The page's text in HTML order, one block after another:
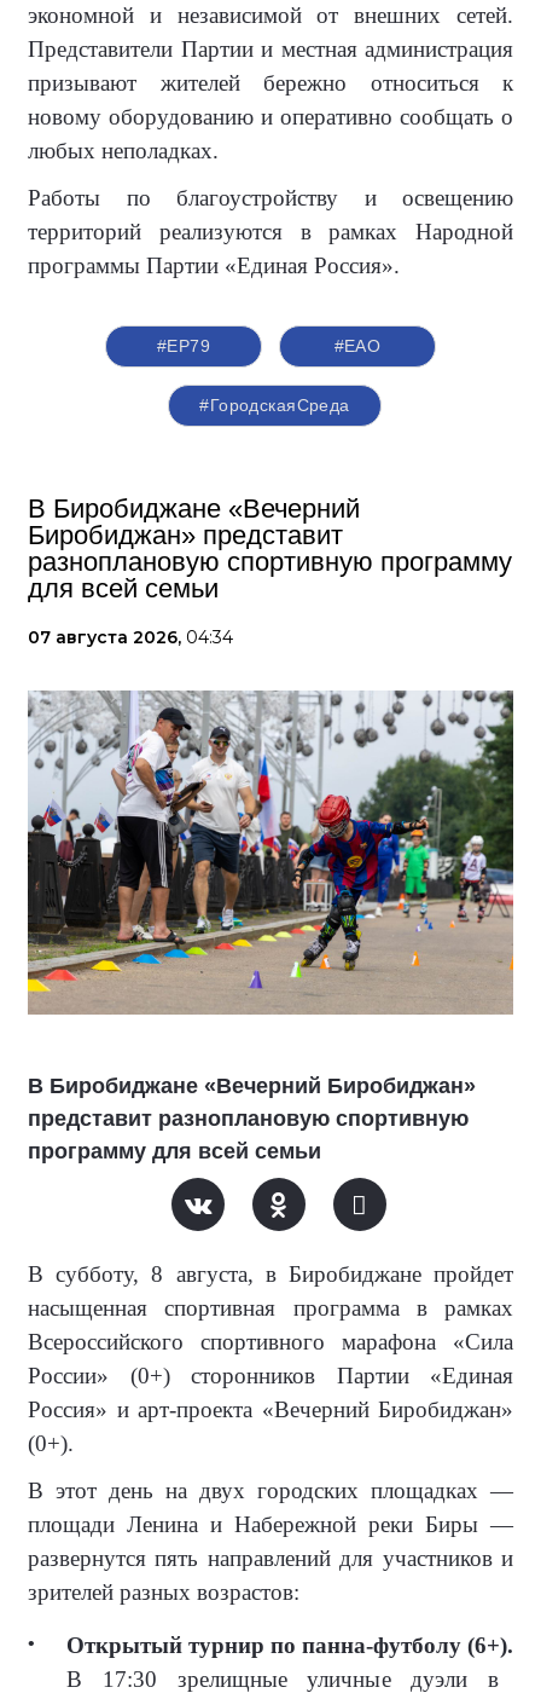
экономной и независимой от внешних сетей.
Представители Партии и местная администрация
призывают жителей бережно относиться к
новому оборудованию и оперативно сообщать о
любых неполадках.
Работы по благоустройству и освещению
территорий реализуются в рамках Народной
программы Партии «Единая Россия».
#ЕР79 #ЕАО
#ГородскаяСреда
В Биробиджане «Вечерний
Биробиджан» представит
разноплановую спортивную программу
для всей семьи
07 августа 2026, 04:34
В Биробиджане «Вечерний Биробиджан»
представит разноплановую спортивную
программу для всей семьи
В субботу, 8 августа, в Биробиджане пройдет
насыщенная спортивная программа в рамках
Всероссийского спортивного марафона «Сила
России» (0+) сторонников Партии «Единая
Россия» и арт-проекта «Вечерний Биробиджан»
(0+).
В этот день на двух городских площадках —
площади Ленина и Набережной реки Биры —
развернутся пять направлений для участников и
зрителей разных возрастов:
Открытый турнир по панна-футболу (6+).
В 17:30 зрелищные уличные дуэли в